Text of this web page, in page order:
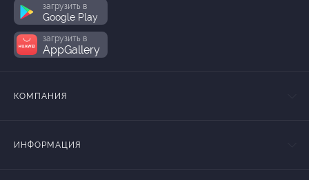
загрузить в
Google Play
загрузить в
AppGallery
КОМПАНИЯ
ИНФОРМАЦИЯ